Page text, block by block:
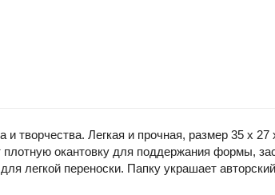
творчества. Легкая и прочная, размер 35 х 27
окантовку для поддержания формы,
легкой переноски. Папку украшает